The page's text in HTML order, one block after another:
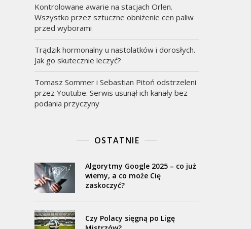
Kontrolowane awarie na stacjach Orlen.
Wszystko przez sztuczne obniżenie cen paliw
przed wyborami
Trądzik hormonalny u nastolatków i dorosłych.
Jak go skutecznie leczyć?
Tomasz Sommer i Sebastian Pitoń odstrzeleni
przez Youtube. Serwis usunął ich kanały bez
podania przyczyny
OSTATNIE
Algorytmy Google 2025 – co już
wiemy, a co może Cię
zaskoczyć?
Czy Polacy sięgną po Ligę